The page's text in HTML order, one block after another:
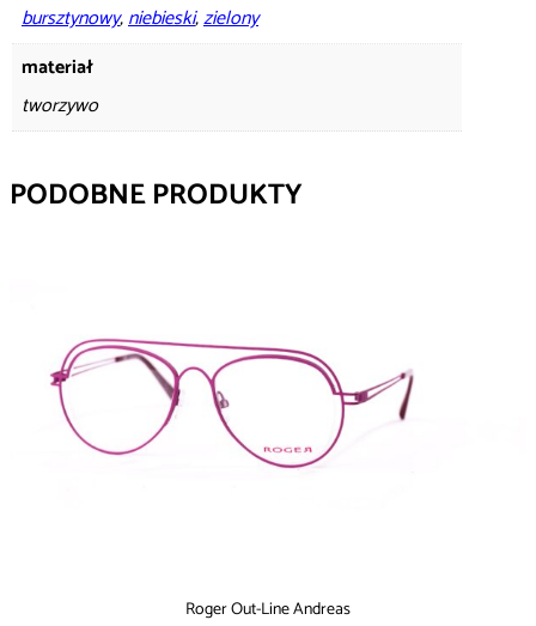
bursztynowy,niebieski,zielony
materiał
tworzywo
PODOBNE PRODUKTY
Roger Out-Line Andreas